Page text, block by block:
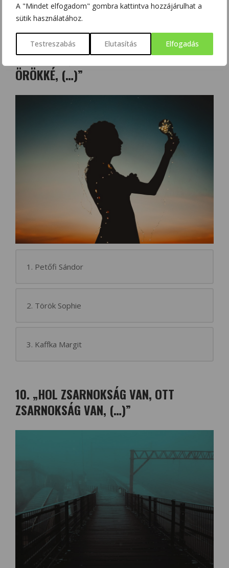
A "Mindet elfogadom" gombra kattintva hozzájárulhat a
sütik használatához.
Testreszabás Elutasítás Elfogadás
3. József Attila
9. „TUDOM, HOGY A TAVASZ NEM TART
ÖRÖKKÉ, (…)”
1. Petőfi Sándor
2. Török Sophie
3. Kaffka Margit
10. „HOL ZSARNOKSÁG VAN, OTT
ZSARNOKSÁG VAN, (…)”